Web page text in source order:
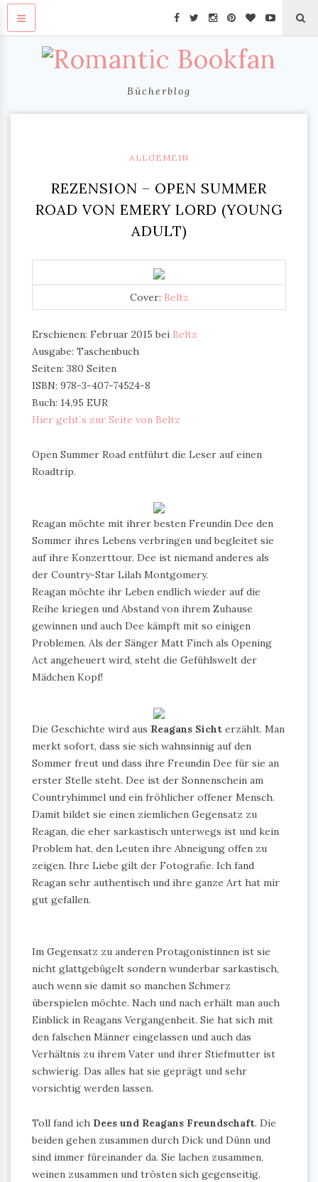
Bücherblog
ALLGEMEIN
REZENSION – OPEN SUMMER
ROAD VON EMERY LORD (YOUNG
ADULT)
Cover: Beltz
Erschienen: Februar 2015 bei Beltz
Ausgabe: Taschenbuch
Seiten: 380 Seiten
ISBN: 978-3-407-74524-8
Buch: 14,95 EUR
Hier geht`s zur Seite von Beltz
Open Summer Road entführt die Leser auf einen
Roadtrip.
Reagan möchte mit ihrer besten Freundin Dee den
Sommer ihres Lebens verbringen und begleitet sie
auf ihre Konzerttour. Dee ist niemand anderes als
der Country-Star Lilah Montgomery.
Reagan möchte ihr Leben endlich wieder auf die
Reihe kriegen und Abstand von ihrem Zuhause
gewinnen und auch Dee kämpft mit so einigen
Problemen. Als der Sänger Matt Finch als Opening
Act angeheuert wird, steht die Gefühlswelt der
Mädchen Kopf!
Die Geschichte wird aus Reagans Sicht erzählt. Man
merkt sofort, dass sie sich wahnsinnig auf den
Sommer freut und dass ihre Freundin Dee für sie an
erster Stelle steht. Dee ist der Sonnenschein am
Countryhimmel und ein fröhlicher offener Mensch.
Damit bildet sie einen ziemlichen Gegensatz zu
Reagan, die eher sarkastisch unterwegs ist und kein
Problem hat, den Leuten ihre Abneigung offen zu
zeigen. Ihre Liebe gilt der Fotografie. Ich fand
Reagan sehr authentisch und ihre ganze Art hat mir
gut gefallen.
Im Gegensatz zu anderen Protagonistinnen ist sie
nicht glattgebügelt sondern wunderbar sarkastisch,
auch wenn sie damit so manchen Schmerz
überspielen möchte. Nach und nach erhält man auch
Einblick in Reagans Vergangenheit. Sie hat sich mit
den falschen Männer eingelassen und auch das
Verhältnis zu ihrem Vater und ihrer Stiefmutter ist
schwierig. Das alles hat sie geprägt und sehr
vorsichtig werden lassen.
Toll fand ich Dees und Reagans Freundschaft. Die
beiden gehen zusammen durch Dick und Dünn und
sind immer füreinander da. Sie lachen zusammen,
weinen zusammen und trösten sich gegenseitig.